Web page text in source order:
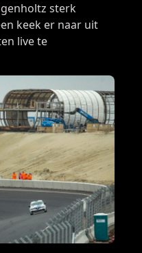
sterk
keek er naar uit
live te